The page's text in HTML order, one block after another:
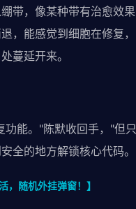
带，像某种带有治愈效
，能感觉到细胞在修复
蔓延开来。
功能。"陈默收回手，"但
全的地方解锁核心代码
，随机外挂弹窗！】